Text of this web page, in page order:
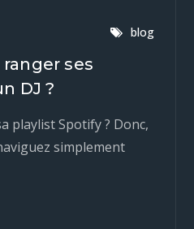
blog
ses
DJ ?
playlist Spotify ? Donc,
simplement